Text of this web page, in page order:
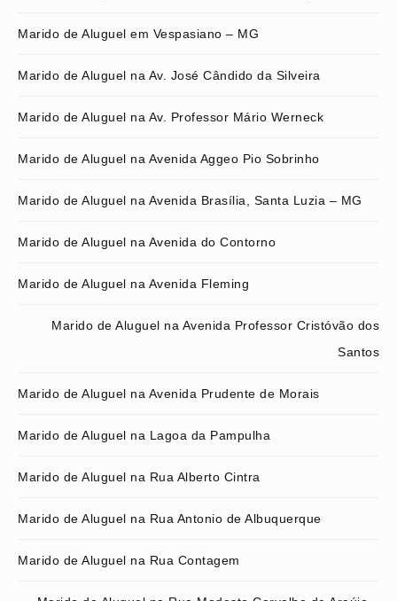
Marido de Aluguel em Vespasiano – MG
Marido de Aluguel na Av. José Cândido da Silveira
Marido de Aluguel na Av. Professor Mário Werneck
Marido de Aluguel na Avenida Aggeo Pio Sobrinho
Marido de Aluguel na Avenida Brasília, Santa Luzia – MG
Marido de Aluguel na Avenida do Contorno
Marido de Aluguel na Avenida Fleming
Marido de Aluguel na Avenida Professor Cristóvão dos
Santos
Marido de Aluguel na Avenida Prudente de Morais
Marido de Aluguel na Lagoa da Pampulha
Marido de Aluguel na Rua Alberto Cintra
Marido de Aluguel na Rua Antonio de Albuquerque
Marido de Aluguel na Rua Contagem